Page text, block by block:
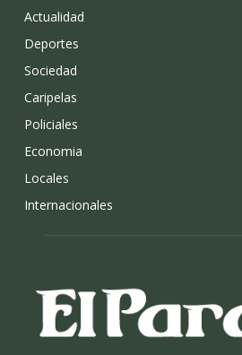
Actualidad
Deportes
Sociedad
Caripelas
Policiales
Economia
Locales
Internacionales